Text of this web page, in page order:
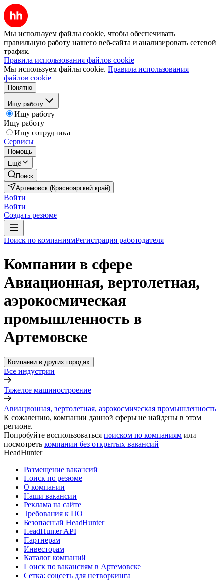
Мы используем файлы cookie, чтобы обеспечивать
правильную работу нашего веб-сайта и анализировать сетевой
трафик.
Правила использования файлов cookie
Мы используем файлы cookie. Правила использования
файлов cookie
Понятно
Ищу работу
Ищу работу
Ищу работу
Ищу сотрудника
Сервисы
Помощь
Ещё
Поиск
Артемовск (Красноярский край)
Войти
Войти
Создать резюме
Поиск по компаниямРегистрация работодателя
Компании в сфере
Авиационная, вертолетная,
аэрокосмическая
промышленность в
Артемовске
Компании в других городах
Все индустрии
Тяжелое машиностроение
Авиационная, вертолетная, аэрокосмическая промышленность
К сожалению, компании данной сферы не найдены в этом
регионе.
Попробуйте воспользоваться поиском по компаниям или
посмотреть компании без открытых вакансий
HeadHunter
Размещение вакансий
Поиск по резюме
О компании
Наши вакансии
Реклама на сайте
Требования к ПО
Безопасный HeadHunter
HeadHunter API
Партнерам
Инвесторам
Каталог компаний
Поиск по вакансиям в Артемовске
Сетка: соцсеть для нетворкинга